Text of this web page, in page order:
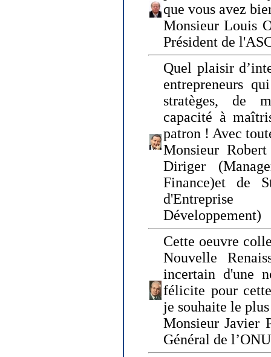
que vous avez
Monsieur Louis
Président de
Quel plaisir
entrepreneurs
stratèges, de
capacité à
patron ! Avec
Monsieur
Diriger
Finance)et de
Développement)
Cette oeuvre
Nouvelle
incertain d'une
félicite pour
je souhaite le
Monsieur Javier
Général de